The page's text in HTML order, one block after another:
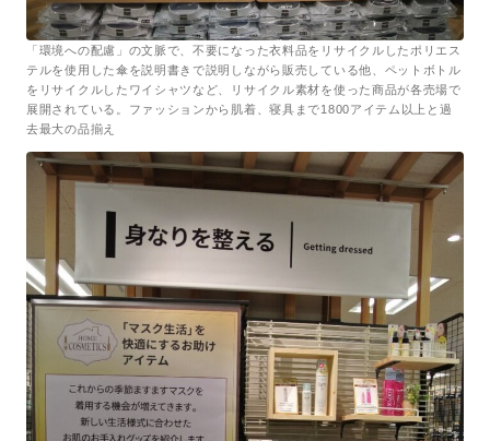
「環境への配慮」の文脈で、不要になった衣料品をリサイクルしたポリエス
テルを使用した傘を説明書きで説明しながら販売している他、ペットボトル
をリサイクルしたワイシャツなど、リサイクル素材を使った商品が各売場で
展開されている。ファッションから肌着、寝具まで1800アイテム以上と過
去最大の品揃え